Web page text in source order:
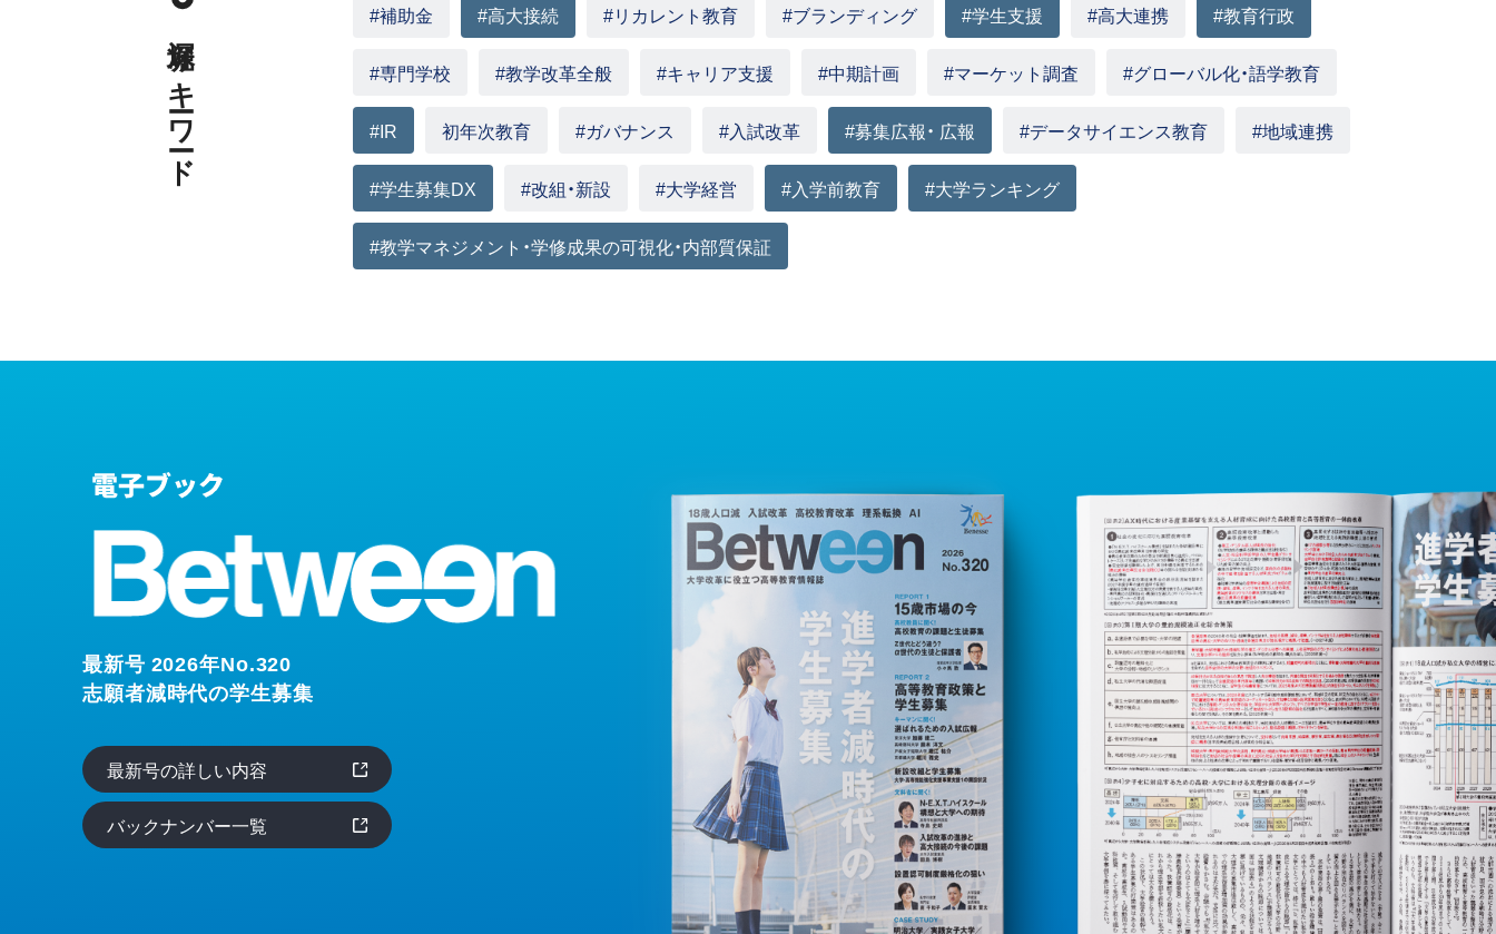
深堀りキーワード
#補助金 #高大接続 #リカレント教育 #ブランディング #学生支援 #高大連携 #教育行政
#専門学校 #教学改革全般 #キャリア支援 #中期計画 #マーケット調査 #グローバル化・語学教育
#IR 初年次教育 #ガバナンス #入試改革 #募集広報・ 広報 #データサイエンス教育 #地域連携
#学生募集DX #改組・新設 #大学経営 #入学前教育 #大学ランキング
#教学マネジメント・学修成果の可視化・内部質保証
最新号 2026年No.320
志願者減時代の学生募集
最新号の詳しい内容
バックナンバー一覧